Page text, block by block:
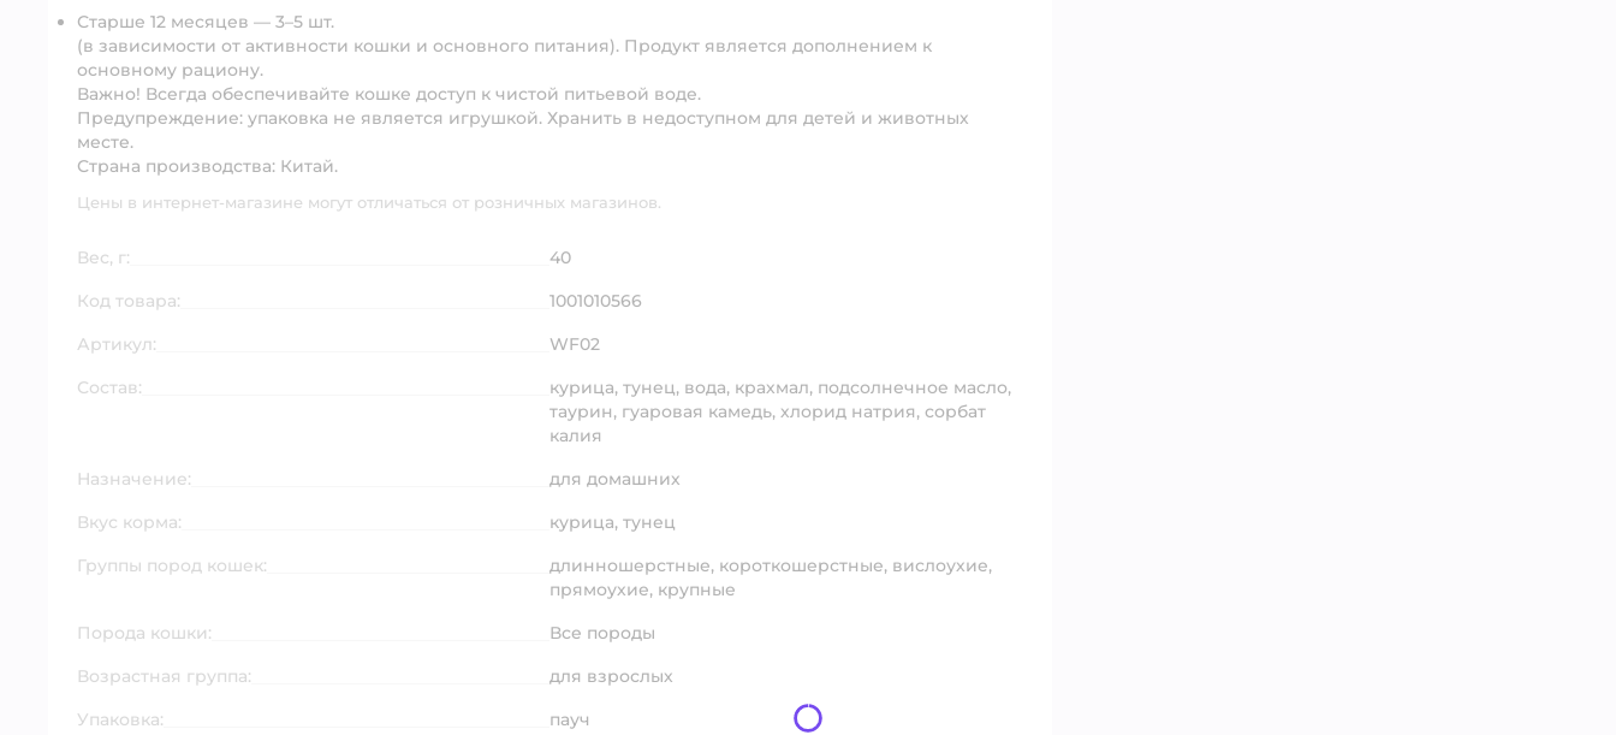
Старше 12 месяцев — 3–5 шт.
(в зависимости от активности кошки и основного питания). Продукт является дополнением к
основному рациону.
Важно! Всегда обеспечивайте кошке доступ к чистой питьевой воде.
Предупреждение: упаковка не является игрушкой. Хранить в недоступном для детей и животных
месте.
Страна производства: Китай.
Цены в интернет-магазине могут отличаться от розничных магазинов.
Вес, г:
40
Код товара:
1001010566
Артикул:
WF02
Состав:
курица, тунец, вода, крахмал, подсолнечное масло,
таурин, гуаровая камедь, хлорид натрия, сорбат
калия
Назначение:
для домашних
Вкус корма:
курица, тунец
Группы пород кошек:
длинношерстные, короткошерстные, вислоухие,
прямоухие, крупные
Порода кошки:
Все породы
Возрастная группа:
для взрослых
Упаковка:
пауч